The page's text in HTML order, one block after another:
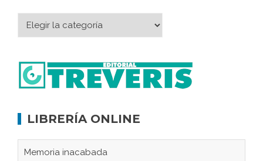
LIBRERÍA ONLINE
Memoria inacabada